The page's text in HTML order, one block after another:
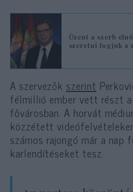
Üzent a szerb
szeretni fogjuk a
A szervezők szerint
félmillió ember vett részt
fővárosban. A horvát
közzétett
számos rajongó már a nap
karlendítéseket tesz.